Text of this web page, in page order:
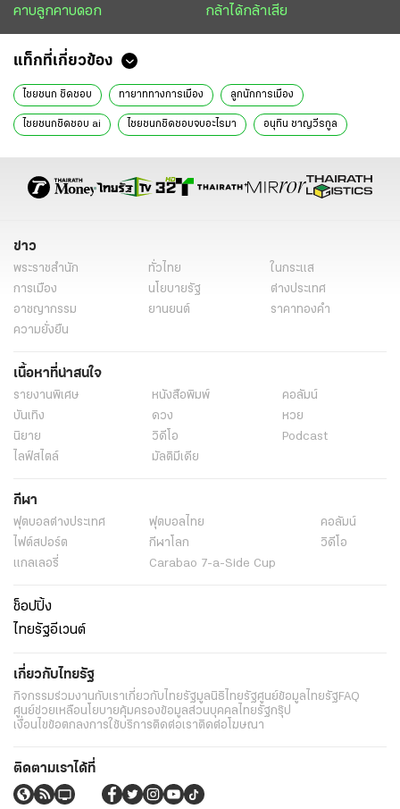
คาบลูกคาบดอก กล้าได้กล้าเสีย
แท็กที่เกี่ยวข้อง
ไชยชนก ชิดชอบ ทายาททางการเมือง ลูกนักการเมือง
ไชยชนกชิดชอบ ai ไชยชนกชิดชอบจบอะไรมา อนุทิน ชาญวีรกูล
TH-AI Passport คือ TH-AI Passport นโยบายเอไอพาสปอร์ต
กล้าได้กล้าเสีย
ระบอบสีน้ำเงิน
ข่าว
พระราชสำนัก ทั่วไทย
ในกระแส
การเมือง
นโยบายรัฐ
ต่างประเทศ
อาชญากรรม
ยานยนต์
ราคาทองคำ
ความยั่งยืน
เนื้อหาที่น่าสนใจ
รายงานพิเศษ หนังสือพิมพ์
คอลัมน์
บันเทิง
ดวง
หวย
นิยาย
วิดีโอ
Podcast
ไลฟ์สไตล์
มัลติมีเดีย
กีฬา
ฟุตบอลต่่างประเทศ ฟุตบอลไทย
คอลัมน์
ไฟต์สปอร์ต
กีฬาโลก
วิดีโอ
แกลเลอรี่
Carabao 7-a-Side Cup
ช็อปปิ้ง
ไทยรัฐอีเวนต์
เกี่ยวกับไทยรัฐ
กิจกรรมร่วมงานกับเราเกี่ยวกับไทยรัฐมูลนิธิไทยรัฐศูนย์ข้อมูลไทยรัฐFAQ
ศูนย์ช่วยเหลือนโยบายคุ้มครองข้อมูลส่วนบุคคลไทยรัฐกรุ๊ป
เงื่อนไขข้อตกลงการใช้บริการติดต่อเราติดต่อโฆษณา
ติดตามเราได้ที่